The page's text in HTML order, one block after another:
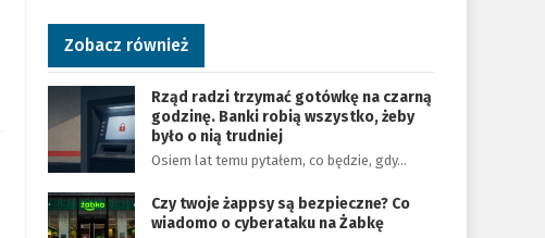
Zobacz również
Rząd radzi trzymać gotówkę na czarną
godzinę. Banki robią wszystko, żeby
było o nią trudniej
Osiem lat temu pytałem, co będzie, gdy…
Czy twoje żappsy są bezpieczne? Co
wiadomo o cyberataku na Żabkę